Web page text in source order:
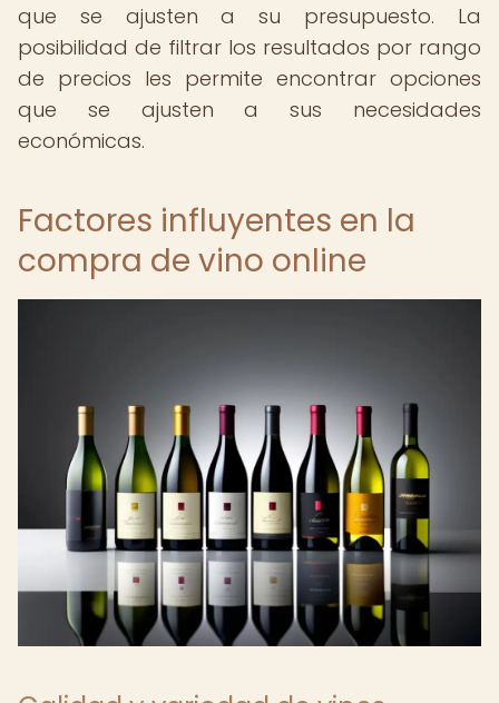
que se ajusten a su presupuesto. La
posibilidad de filtrar los resultados por rango
de precios les permite encontrar opciones
que se ajusten a sus necesidades
económicas.
Factores influyentes en la
compra de vino online